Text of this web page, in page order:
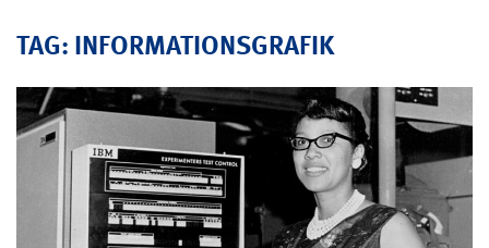
TAG: INFORMATIONSGRAFIK